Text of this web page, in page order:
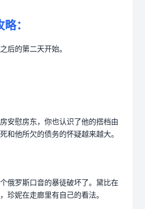
：
后的第二天开始。
安慰房东，你也认识了他的搭档由
和他所欠的债务的怀疑越来越大。
俄罗斯口音的暴徒破坏了。黛比在
珍妮在走廊里有自己的看法。